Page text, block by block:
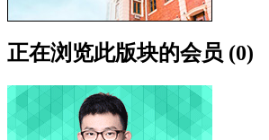
正在浏览此版块的会员 (0)